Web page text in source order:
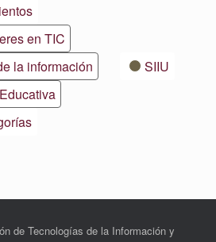
en TIC
la información
SIIU
de Tecnologías de la Información y